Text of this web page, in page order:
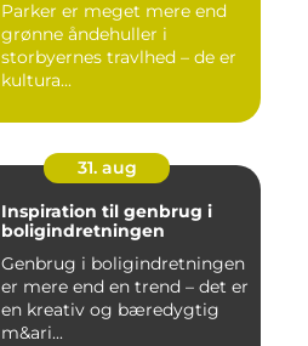
Parker er meget mere end
grønne åndehuller i
storbyernes travlhed – de er
kultura...
31. aug
Inspiration til genbrug i
boligindretningen
Genbrug i boligindretningen
er mere end en trend – det er
en kreativ og bæredygtig
m&ari...